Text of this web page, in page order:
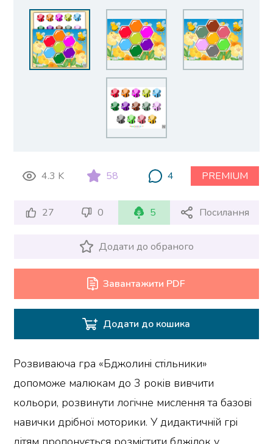
4.3 K 58 4 PREMIUM
27 0 5 Посилання
Додати до обраного
Завантажити PDF
Додати до кошика
Розвиваюча гра «Бджолині стільники»
допоможе малюкам до 3 років вивчити
кольори, розвинути логічне мислення та базові
навички дрібної моторики. У дидактичній грі